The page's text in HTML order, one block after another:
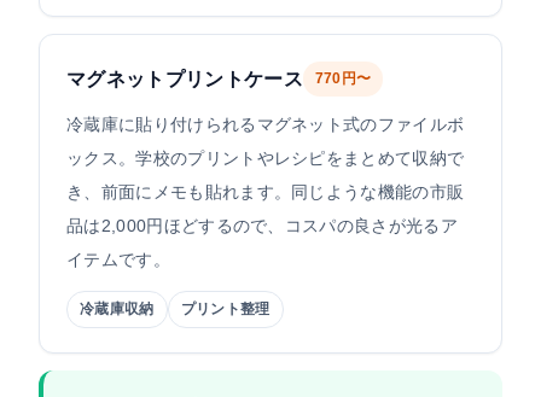
マグネットプリントケース 770円〜
冷蔵庫に貼り付けられるマグネット式のファイルボ
ックス。学校のプリントやレシピをまとめて収納で
き、前面にメモも貼れます。同じような機能の市販
品は2,000円ほどするので、コスパの良さが光るア
イテムです。
冷蔵庫収納 プリント整理